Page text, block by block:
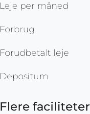
Leje per måned
Forbrug
Forudbetalt leje
Depositum
Flere faciliteter